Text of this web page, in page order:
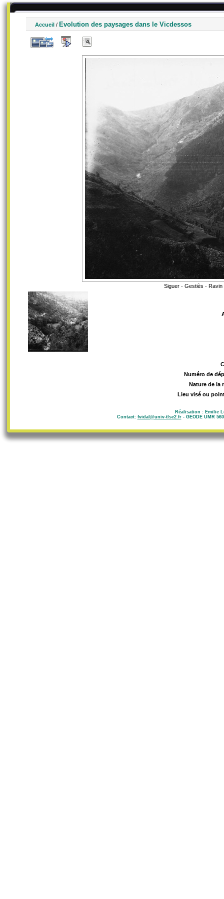
Accueil / Evolution des paysages dans le Vicdessos
Siguer - Gestiès - Ravin
Numéro de
Nature de la
Lieu visé ou
Réalisation : Emilie
Contact: fvidal@univ-tlse2.fr- GEODE UMR